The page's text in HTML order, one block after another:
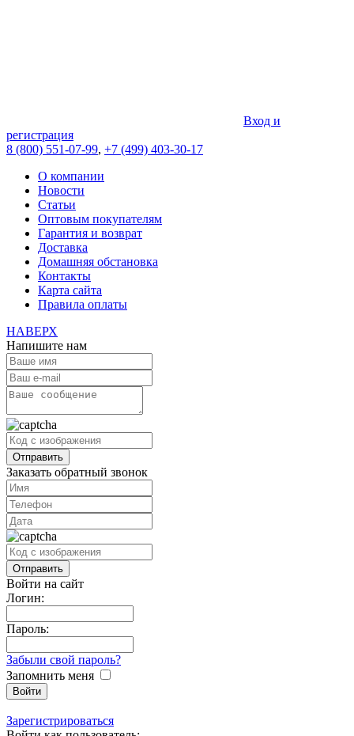
Вход и
регистрация
8 (800) 551-07-99, +7 (499) 403-30-17
О компании
Новости
Статьи
Оптовым покупателям
Гарантия и возврат
Доставка
Домашняя обстановка
Контакты
Карта сайта
Правила оплаты
НАВЕРХ
Напишите нам
Заказать обратный звонок
Войти на сайт
Логин:
Пароль:
Забыли свой пароль?
Запомнить меня
Зарегистрироваться